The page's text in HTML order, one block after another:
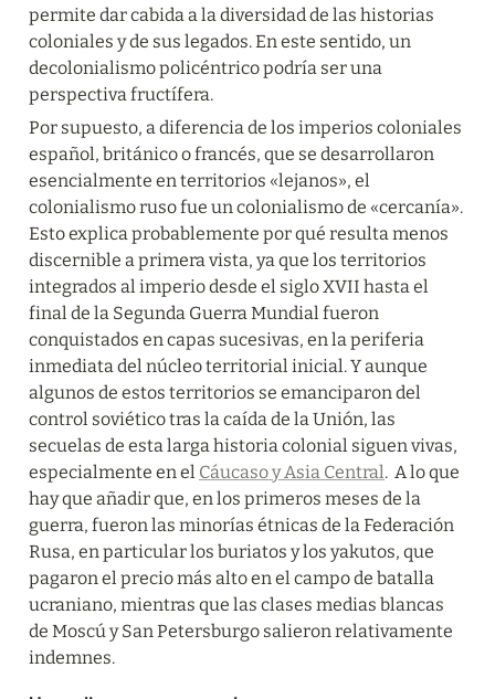
permite dar cabida a la diversidad de las historias
coloniales y de sus legados. En este sentido, un
decolonialismo policéntrico podría ser una
perspectiva fructífera.
Por supuesto, a diferencia de los imperios coloniales
español, británico o francés, que se desarrollaron
esencialmente en territorios «lejanos», el
colonialismo ruso fue un colonialismo de «cercanía».
Esto explica probablemente por qué resulta menos
discernible a primera vista, ya que los territorios
integrados al imperio desde el siglo XVII hasta el
final de la Segunda Guerra Mundial fueron
conquistados en capas sucesivas, en la periferia
inmediata del núcleo territorial inicial. Y aunque
algunos de estos territorios se emanciparon del
control soviético tras la caída de la Unión, las
secuelas de esta larga historia colonial siguen vivas,
especialmente en el Cáucaso y Asia Central.  A lo que
hay que añadir que, en los primeros meses de la
guerra, fueron las minorías étnicas de la Federación
Rusa, en particular los buriatos y los yakutos, que
pagaron el precio más alto en el campo de batalla
ucraniano, mientras que las clases medias blancas
de Moscú y San Petersburgo salieron relativamente
indemnes.